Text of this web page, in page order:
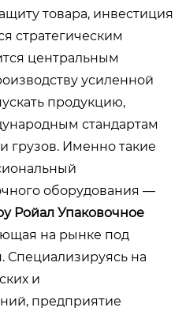
товара, инвестиция
стратегическим
центральным
усиленной
продукцию,
стандартам
грузов. Именно такие
оборудования —
Ройал Упаковочное
на рынке под
. Специализируясь на
и
предприятие